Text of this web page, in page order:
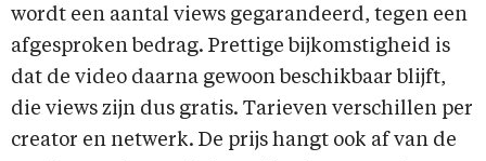
wordt een aantal views gegarandeerd, tegen een
afgesproken bedrag. Prettige bijkomstigheid is
dat de video daarna gewoon beschikbaar blijft,
die views zijn dus gratis. Tarieven verschillen per
creator en netwerk. De prijs hangt ook af van de